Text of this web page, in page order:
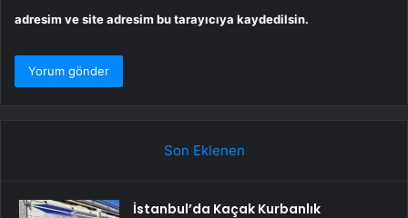
adresim ve site adresim bu tarayıcıya kaydedilsin.
Son Eklenen
İstanbul’da Kaçak Kurbanlık